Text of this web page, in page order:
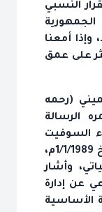
النسبي
وإذا أمعنا
على عمق
(رحمه
الرسالة
السوفيت
"ميخائيل غورباتشوف" وذلك بتاريخ 1/1/1989م،
وأشار
عن إدارة
الأساسية